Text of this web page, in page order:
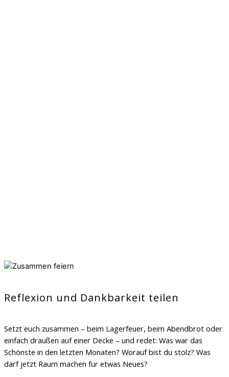
Reflexion und Dankbarkeit teilen
Setzt euch zusammen – beim Lagerfeuer, beim Abendbrot oder
einfach draußen auf einer Decke – und redet: Was war das
Schönste in den letzten Monaten? Worauf bist du stolz? Was
darf jetzt Raum machen für etwas Neues?